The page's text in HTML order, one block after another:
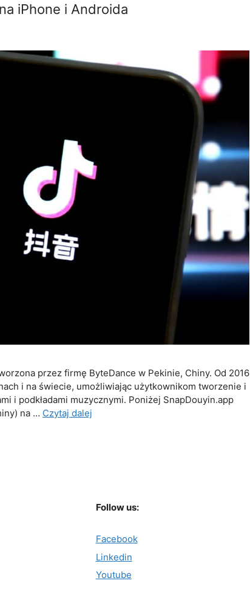
iPhone i Androida
przez firmę ByteDance w Pekinie, Chiny. Od 2016
i na świecie, umożliwiając użytkownikom tworzenie i
i podkładami muzycznymi. Poniżej SnapDouyin.app
na … Czytaj dalej
Follow us:
Facebook
Linkedin
Youtube